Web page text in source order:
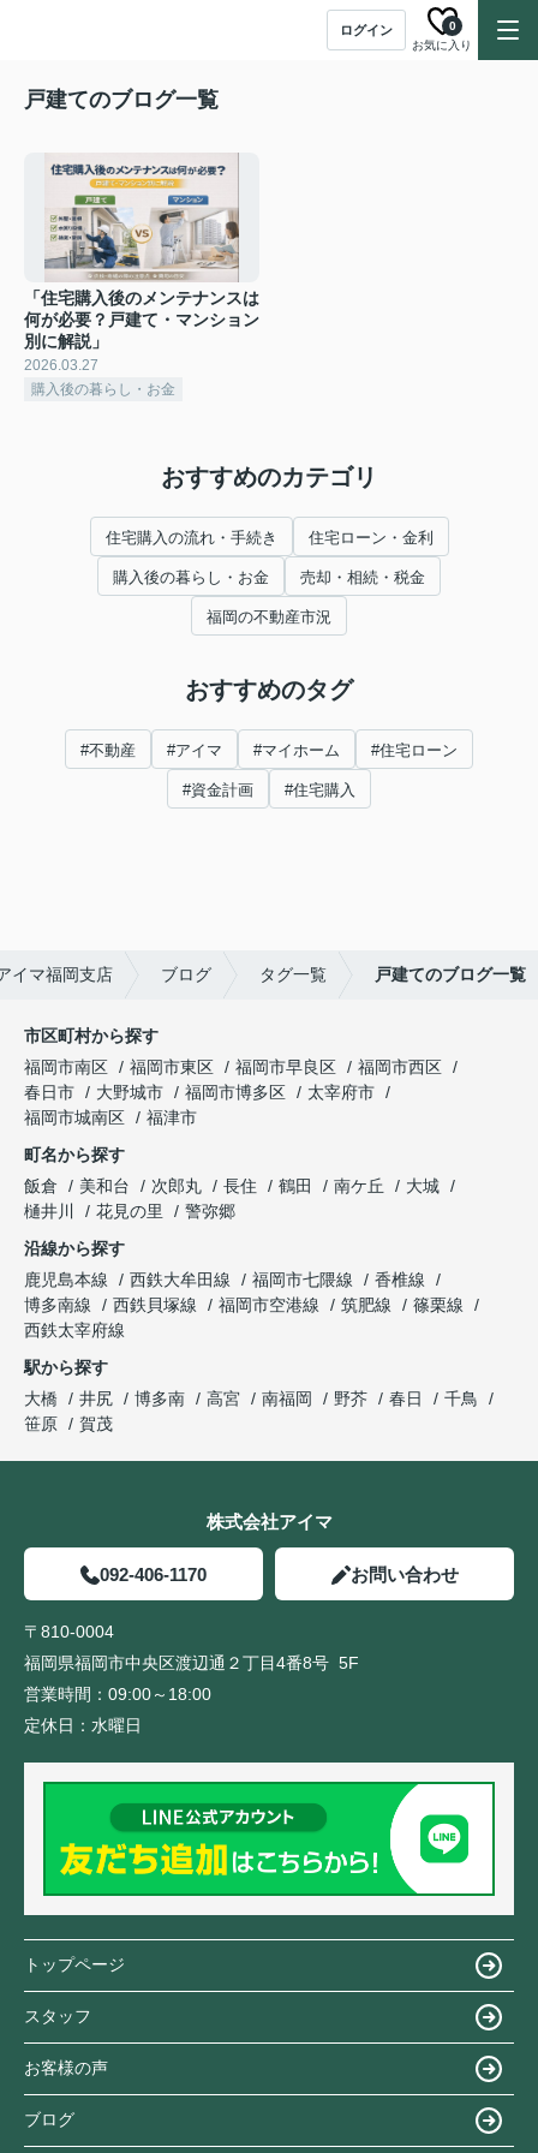
ログイン
お気に入り
0
戸建てのブログ一覧
「住宅購入後のメンテナンスは
何が必要？戸建て・マンション
別に解説」
2026.03.27
購入後の暮らし・お金
おすすめのカテゴリ
住宅購入の流れ・手続き 住宅ローン・金利
購入後の暮らし・お金 売却・相続・税金
福岡の不動産市況
おすすめのタグ
#不動産 #アイマ #マイホーム #住宅ローン
#資金計画 #住宅購入
イマ福岡支店 ブログ タグ一覧 戸建てのブログ一覧
市区町村から探す
福岡市南区
福岡市東区 福岡市早良区
福岡市西区
春日市
大野城市 福岡市博多区
太宰府市
福岡市城南区
福津市
町名から探す
飯倉
美和台 次郎丸 長住 鶴田 南ケ丘
大城
樋井川
花見の里
警弥郷
沿線から探す
鹿児島本線
西鉄大牟田線 福岡市七隈線
香椎線
博多南線
西鉄貝塚線 福岡市空港線 筑肥線
篠栗線
西鉄太宰府線
駅から探す
大橋
井尻 博多南 高宮 南福岡 野芥 春日
千鳥
笹原
賀茂
株式会社アイマ
092-406-1170 お問い合わせ
〒810-0004
福岡県福岡市中央区渡辺通２丁目4番8号 5F
営業時間： 09:00～18:00
定休日： 水曜日
トップページ
スタッフ
お客様の声
ブログ